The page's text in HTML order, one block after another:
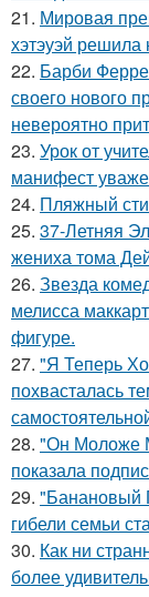
21. Мировая
хэтэуэй решила
22. Барби
своего нового
невероятно
23. Урок от
манифест
24. Пляжный
25. 37-Летняя
жениха тома
26. Звезда
мелисса
фигуре.
27. "Я Теперь
похвасталась
28. "Он Моложе
показала
29. "Банановый
гибели семьи
30. Как ни
более